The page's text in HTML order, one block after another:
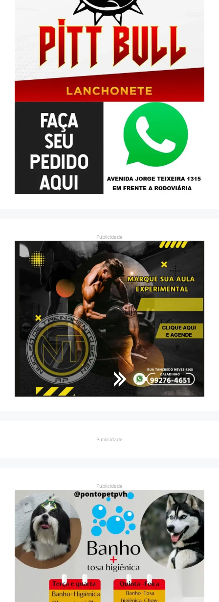
Publicidade
Publicidade
Publicidade